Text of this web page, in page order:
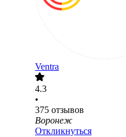
Ventra
4.3
•
375 отзывов
Воронеж
Откликнуться